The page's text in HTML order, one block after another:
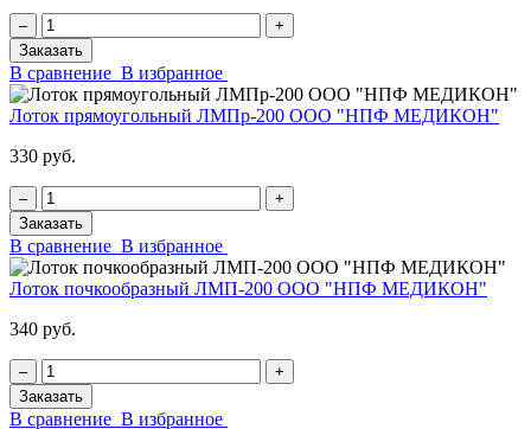
‒
+
Заказать
В сравнение В избранное
Лоток прямоугольный ЛМПр-200 ООО "НПФ МЕДИКОН"
330 руб.
‒
+
Заказать
В сравнение В избранное
Лоток почкообразный ЛМП-200 ООО "НПФ МЕДИКОН"
340 руб.
‒
+
Заказать
В сравнение В избранное